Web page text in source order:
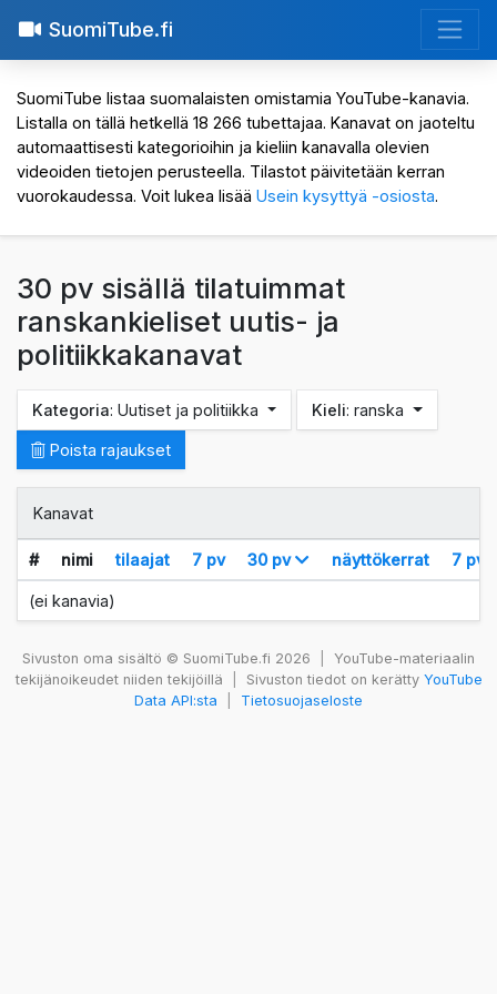
SuomiTube.fi
SuomiTube listaa suomalaisten omistamia YouTube-kanavia.
Listalla on tällä hetkellä 18 266 tubettajaa. Kanavat on jaoteltu
automaattisesti kategorioihin ja kieliin kanavalla olevien
videoiden tietojen perusteella. Tilastot päivitetään kerran
vuorokaudessa. Voit lukea lisää Usein kysyttyä -osiosta.
30 pv sisällä tilatuimmat
ranskankieliset uutis- ja
politiikkakanavat
Kategoria: Uutiset ja politiikka Kieli: ranska
Poista rajaukset
Kanavat
# nimi tilaajat 7 pv 30 pv näyttökerrat 7 pv
(ei kanavia)
Sivuston oma sisältö © SuomiTube.fi 2026
YouTube-materiaalin
tekijänoikeudet niiden tekijöillä
Sivuston tiedot on kerätty YouTube
Data API:sta
Tietosuojaseloste